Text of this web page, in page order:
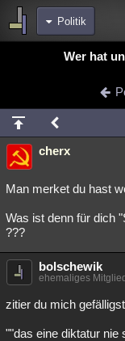
Politik
Chat Wiki
meine Rubriken
Menschen
Spiritualität
Natur Umfragen
Philosophie Träume
Astronomie
Musik Clash
Wer hat
cherx
Man merket du hast
Was ist denn für dich
???
bolschewik
ehemaliges Mitglied
zitier du mich
""das eine diktatur nie